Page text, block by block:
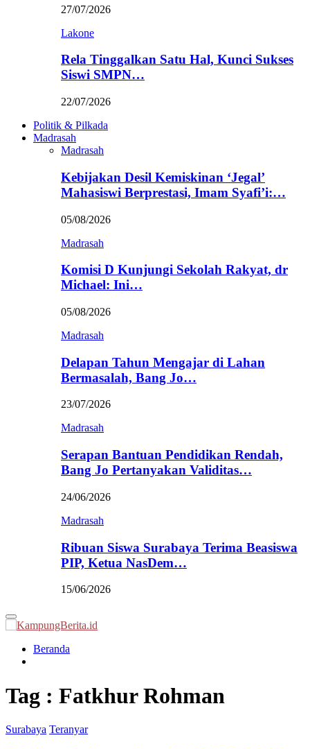
27/07/2026
Lakone
Rela Tinggalkan Satu Hal, Kunci Sukses
Siswi SMPN…
22/07/2026
Politik & Pilkada
Madrasah
Madrasah
Kebijakan Desil Kemiskinan ‘Jegal’
Mahasiswi Berprestasi, Imam Syafi’i:…
05/08/2026
Madrasah
Komisi D Kunjungi Sekolah Rakyat, dr
Michael: Ini…
05/08/2026
Madrasah
Delapan Tahun Mengajar di Lahan
Bermasalah, Bang Jo…
23/07/2026
Madrasah
Serapan Bantuan Pendidikan Rendah,
Bang Jo Pertanyakan Validitas…
24/06/2026
Madrasah
Ribuan Siswa Surabaya Terima Beasiswa
PIP, Ketua NasDem…
15/06/2026
Primary
Menu
Beranda
Tag : Fatkhur Rohman
Surabaya Teranyar